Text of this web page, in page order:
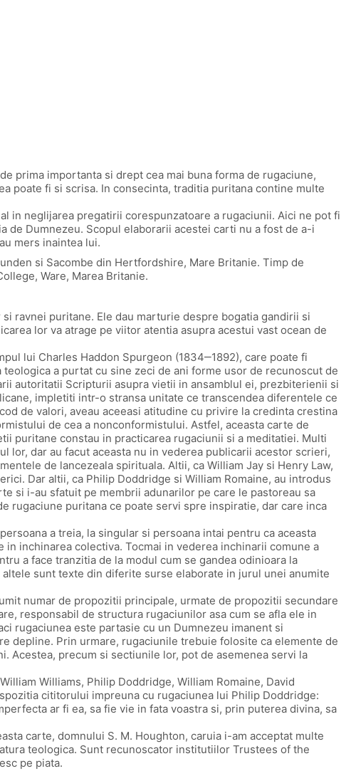
prima importanta si drept cea mai buna forma de rugaciune,
poate fi si scrisa. In consecinta, traditia puritana contine multe
in neglijarea pregatirii corespunzatoare a rugaciunii. Aici ne pot fi
de Dumnezeu. Scopul elaborarii acestei carti nu a fost de a-i
mers inaintea lui.
si Sacombe din Hertfordshire, Mare Britanie. Timp de
Ware, Marea Britanie.
ravnei puritane. Ele dau marturie despre bogatia gandirii si
lor va atrage pe viitor atentia asupra acestui vast ocean de
lui Charles Haddon Spurgeon (1834‒1892), care poate fi
a purtat cu sine zeci de ani forme usor de recunoscut de
autoritatii Scripturii asupra vietii in ansamblul ei, prezbiterienii si
impletiti intr-o stransa unitate ce transcendea diferentele ce
de valori, aveau aceeasi atitudine cu privire la credinta crestina
de cea a nonconformistului. Astfel, aceasta carte de
puritane constau in practicarea rugaciunii si a meditatiei. Multi
dar au facut aceasta nu in vederea publicarii acestor scrieri,
de lancezeala spirituala. Altii, ca William Jay si Henry Law,
Dar altii, ca Philip Doddridge si William Romaine, au introdus
si i-au sfatuit pe membrii adunarilor pe care le pastoreau sa
rugaciune puritana ce poate servi spre inspiratie, dar care inca
a treia, la singular si persoana intai pentru ca aceasta
inchinarea colectiva. Tocmai in vederea inchinarii comune a
a face tranzitia de la modul cum se gandea odinioara la
sunt texte din diferite surse elaborate in jurul unei anumite
numar de propozitii principale, urmate de propozitii secundare
responsabil de structura rugaciunilor asa cum se afla ele in
rugaciunea este partasie cu un Dumnezeu imanent si
depline. Prin urmare, rugaciunile trebuie folosite ca elemente de
precum si sectiunile lor, pot de asemenea servi la
Williams, Philip Doddridge, William Romaine, David
cititorului impreuna cu rugaciunea lui Philip Doddridge:
ar fi ea, sa fie vie in fata voastra si, prin puterea divina, sa
carte, domnului S. M. Houghton, caruia i-am acceptat multe
teologica. Sunt recunoscator institutiilor Trustees of the
pe piata.